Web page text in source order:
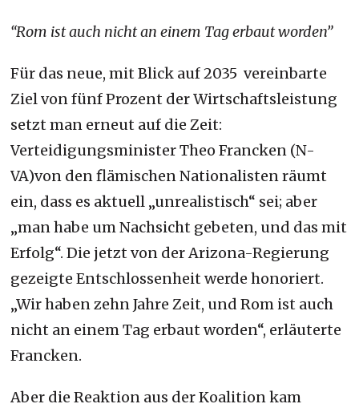
“Rom ist auch nicht an einem Tag erbaut worden”
Für das neue, mit Blick auf 2035 vereinbarte
Ziel von fünf Prozent der Wirtschaftsleistung
setzt man erneut auf die Zeit:
Verteidigungsminister Theo Francken (N-
VA)von den flämischen Nationalisten räumt
ein, dass es aktuell „unrealistisch“ sei; aber
„man habe um Nachsicht gebeten, und das mit
Erfolg“. Die jetzt von der Arizona-Regierung
gezeigte Entschlossenheit werde honoriert.
„Wir haben zehn Jahre Zeit, und Rom ist auch
nicht an einem Tag erbaut worden“, erläuterte
Francken.
Aber die Reaktion aus der Koalition kam